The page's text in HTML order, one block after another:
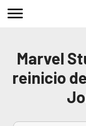
Marvel
reinicio